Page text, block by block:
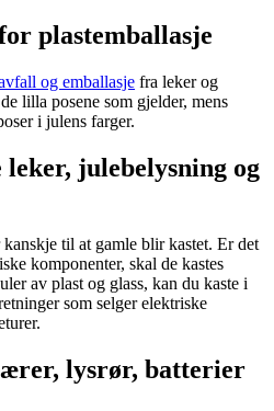
plastemballasje
og emballasje fra leker og
lilla posene som gjelder, mens
i julens farger.
julebelysning og
til at gamle blir kastet. Er det
komponenter, skal de kastes
av plast og glass, kan du kaste i
som selger elektriske
lysrør, batterier